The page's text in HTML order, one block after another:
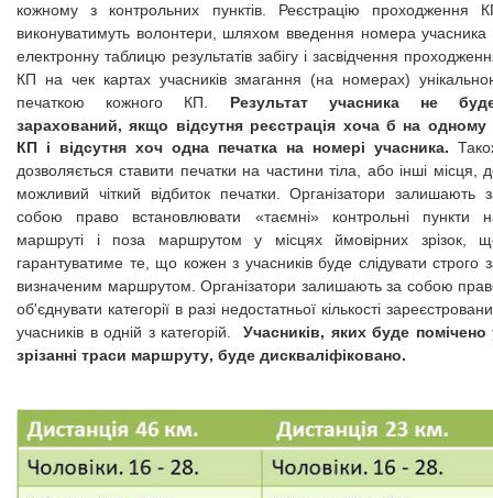
кожному з контрольних пунктів. Реєстрацію проходження
виконуватимуть волонтери, шляхом введення номера учасника
електронну таблицю результатів забігу і засвідчення
КП на чек картах учасників змагання (на номерах)
печаткою кожного КП.
Результат учасника не
зарахований, якщо відсутня реєстрація хоча б на одному
КП і відсутня хоч одна печатка на номері учасника.
дозволяється ставити печатки на частини тіла, або інші місця,
можливий чіткий відбиток печатки. Організатори залишають
собою право встановлювати «таємні» контрольні пункти
маршруті і поза маршрутом у місцях ймовірних зрізок,
гарантуватиме те, що кожен з учасників буде слідувати строго
визначеним маршрутом. Організатори залишають за собою
об'єднувати категорії в разі недостатньої кількості
учасників в одній з категорій.
Учасників, яких буде помічено
зрізанні траси маршруту, буде дискваліфіковано.